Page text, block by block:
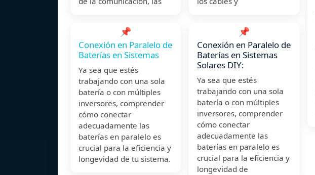
📌
Conexión en Paralelo de
Baterías en Sistemas
Ya sea que estés
trabajando con una sola
batería o con múltiples
inversores, comprender
cómo conectar
adecuadamente las
baterías en paralelo es
crucial para la eficiencia y
longevidad de tu sistema.
📌
Conexión en Paralelo de
Baterías en Sistemas
Solares DIY:
Ya sea que estés
trabajando con una sola
batería o con múltiples
inversores, comprender
cómo conectar
adecuadamente las
baterías en paralelo es
crucial para la eficiencia y
longevidad de